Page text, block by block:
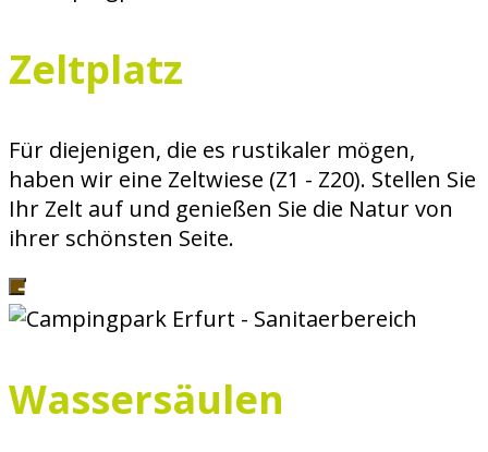
Zeltplatz
Für diejenigen, die es rustikaler mögen,
haben wir eine Zeltwiese (Z1 - Z20). Stellen Sie
Ihr Zelt auf und genießen Sie die Natur von
ihrer schönsten Seite.
Wassersäulen